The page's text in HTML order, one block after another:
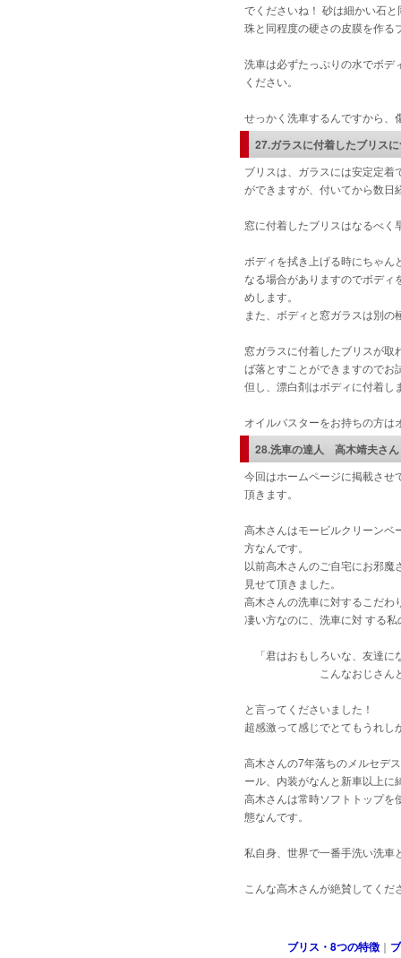
でくださいね！ 砂は細かい石
珠と同程度の硬さの皮膜を作る
洗車は必ずたっぷりの水でボデ
ください。
せっかく洗車するんですから、
27.ガラスに付着したブリス
ブリスは、ガラスには安定定
ができますが、付いてから数日
窓に付着したブリスはなるべ
ボディを拭き上げる時にちゃ
なる場合がありますのでボデ
めします。
また、ボディと窓ガラスは別
窓ガラスに付着したブリスが
ば落とすことができますのでお
但し、漂白剤はボディに付着し
オイルバスターをお持ちの方
28.洗車の達人 高木靖夫さん
今回はホームページに掲載させ
頂きます。
高木さんはモービルクリーンベ
方なんです。
以前高木さんのご自宅にお邪
見せて頂きました。
高木さんの洗車に対するこだわ
凄い方なのに、洗車に対 する
「君はおもしろいな、友達に
こんなおじさんと友達
と言ってくださいました！
超感激って感じでとてもうれし
高木さんの7年落ちのメルセデ
ール、内装がなんと新車以上に
高木さんは常時ソフトトップを
態なんです。
私自身、世界で一番手洗い洗車
こんな高木さんが絶賛してく
ブリス・8つの特徴｜